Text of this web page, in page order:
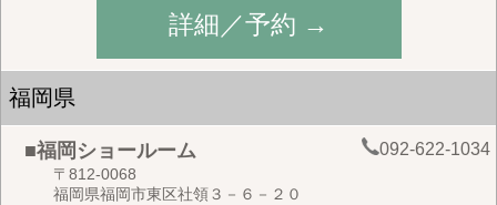
詳細／予約 →
福岡県
■福岡ショールーム 092-622-1034
〒812-0068
福岡県福岡市東区社領３－６－２０